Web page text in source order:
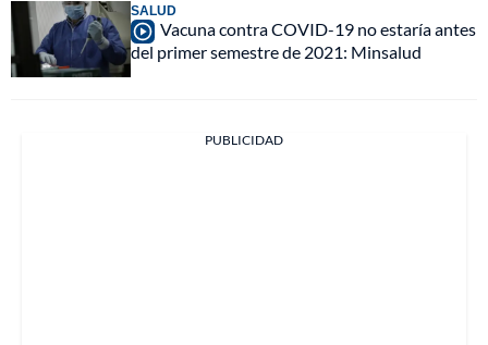
SALUD
Vacuna contra COVID-19 no estaría antes
del primer semestre de 2021: Minsalud
PUBLICIDAD